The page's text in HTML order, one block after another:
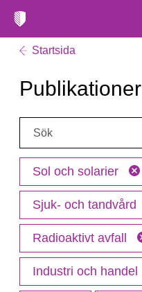
Startsida
Publikationer
Sök:
Sol och solarier
Sjuk- och tandvård
Radioaktivt avfall
Industri och handel